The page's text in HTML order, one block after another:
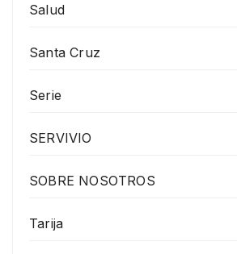
Salud
Santa Cruz
Serie
SERVIVIO
SOBRE NOSOTROS
Tarija